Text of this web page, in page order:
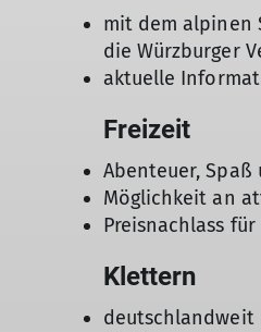
mit dem alpinen
die Würzburger
aktuelle
Freizeit
Abenteuer,
Möglichkeit an
Preisnachlass für
Klettern
deutschlandweit